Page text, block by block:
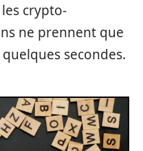
crypto-
ne prennent que
secondes.